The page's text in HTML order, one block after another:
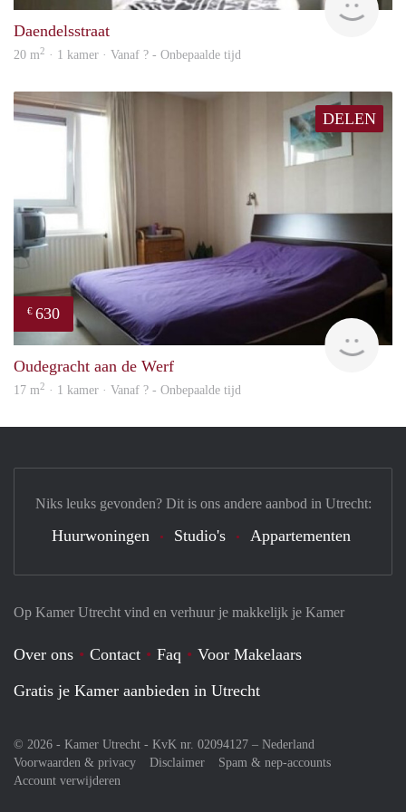
Daendelsstraat
20 m2 · 1 kamer · Vanaf ? - Onbepaalde tijd
DELEN
€ 630
Oudegracht aan de Werf
17 m2 · 1 kamer · Vanaf ? - Onbepaalde tijd
Op Kamer Utrecht vind en verhuur je makkelijk je Kamer
Over ons Contact Faq
Voor Makelaars
Gratis je Kamer aanbieden in Utrecht
© 2026 - Kamer Utrecht - KvK nr. 02094127 – Nederland
Voorwaarden & privacy
Disclaimer
Spam & nep-accounts
Account verwijderen
Niks leuks gevonden? Dit is ons andere aanbod in Utrecht:
Huurwoningen Studio's Appartementen